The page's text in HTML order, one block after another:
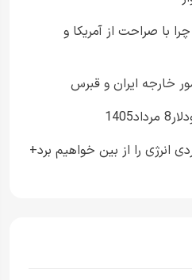
با صراحت از آمریکا و
خارجه ایران و قبرس
انرژی را از بین خواهیم برد+